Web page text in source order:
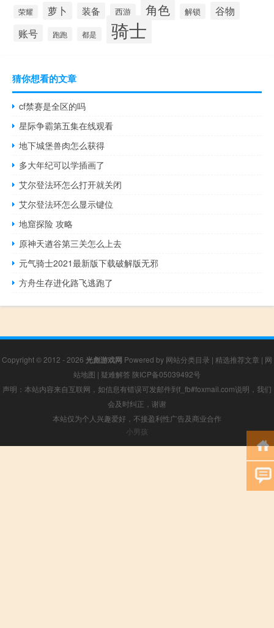
荣耀 萝卜 装备 西游 角色 解锁 谷物
账号 跑跑 都是 骑士
猜你想看的文章
cf禁赛是全区的吗
星际争霸第五集在线观看
地下城堡兽肉怎么获得
多大年纪可以学插画了
艾尔登法环怎么打开就关闭
艾尔登法环怎么显示键位
地窟探险 攻略
原神天遒谷第三关怎么上去
元气骑士2021最新版下载破解版无邪
方舟生存进化路飞逃跑了
Copyright © 2012 - 2026 光彪游戏网 Powered by 网站分类目录 | 精选推荐文章 | 网
站地图 | 疑难解答 陕ICP备05039492号
声明：本站内容来自互联网，如信息有错误可发邮件到f_fb#foxmail.com说明，我们
会及时纠正，谢谢
本站仅为个人兴趣爱好，不接盈利性广告及商业合作
小男孩